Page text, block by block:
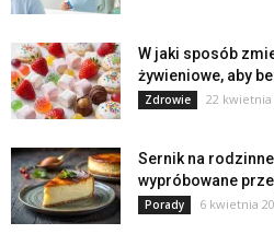
W jaki sposób
żywieniowe, aby
Zdrowie 22 kwietnia
Sernik na
wypróbowane
Porady 6 kwietnia